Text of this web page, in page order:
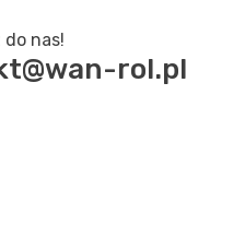
do nas!
rol.pl